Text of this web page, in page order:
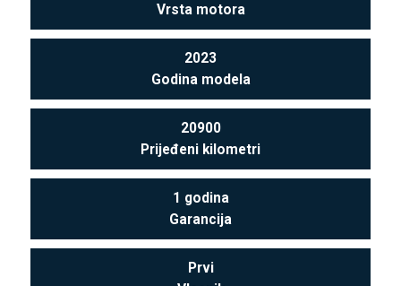
Vrsta motora
2023
Godina modela
20900
Prijeđeni kilometri
1 godina
Garancija
Prvi